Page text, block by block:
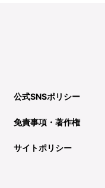
公式SNSポリシー
免責事項・著作権
サイトポリシー